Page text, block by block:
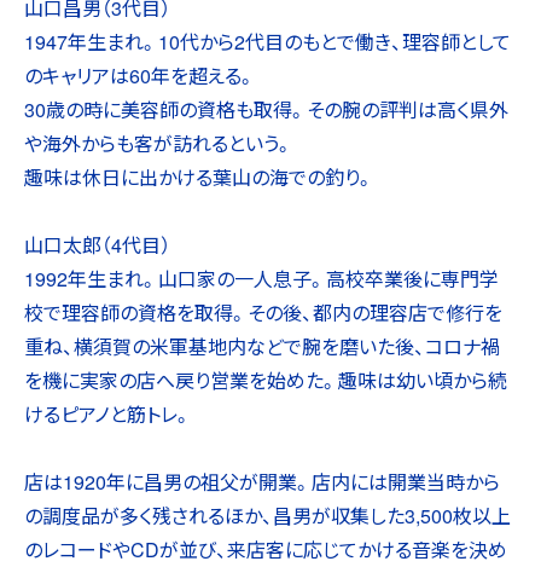
山口昌男（3代目）
1947年生まれ。10代から2代目のもとで働き、理容師として
のキャリアは60年を超える。
30歳の時に美容師の資格も取得。その腕の評判は高く県外
や海外からも客が訪れるという。
趣味は休日に出かける葉山の海での釣り。
山口太郎（4代目）
1992年生まれ。山口家の一人息子。高校卒業後に専門学
校で理容師の資格を取得。その後、都内の理容店で修行を
重ね、横須賀の米軍基地内などで腕を磨いた後、コロナ禍
を機に実家の店へ戻り営業を始めた。趣味は幼い頃から続
けるピアノと筋トレ。
店は1920年に昌男の祖父が開業。店内には開業当時から
の調度品が多く残されるほか、昌男が収集した3,500枚以上
のレコードやCDが並び、来店客に応じてかける音楽を決め